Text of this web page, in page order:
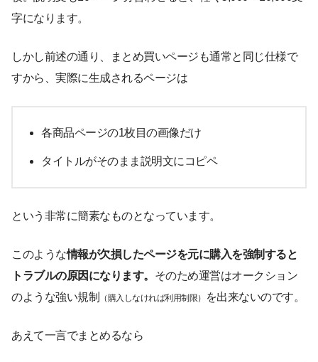
字になります。
しかし前述の通り、まとめ買いページも通常と同じ仕様で
すから、実際に生成されるページは
各商品ページの1枚目の画像だけ
タイトルがそのまま説明文にコピペ
という非常に簡素なものとなっています。
このような情報が欠損したページを元に購入を強制すると
トラブルの原因になります。 そのため運営はオークション
のような強い規制
（購入しなければ利用制限） を出来ないのです。
あえて一言でまとめるなら